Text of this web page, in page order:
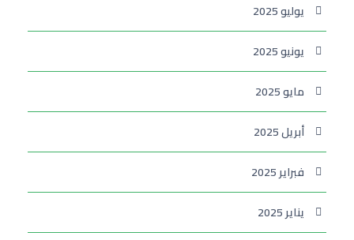
يوليو 2025
يونيو 2025
مايو 2025
أبريل 2025
فبراير 2025
يناير 2025